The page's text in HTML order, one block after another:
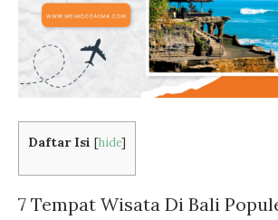
Daftar Isi [hide]
7 Tempat Wisata Di Bali